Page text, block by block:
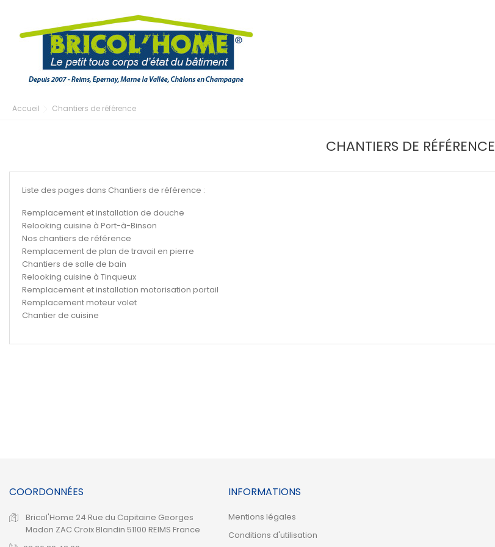
Accueil Chantiers de référence
CHANTIERS DE RÉFÉRENCE
Liste des pages dans Chantiers de référence :
Remplacement et installation de douche
Relooking cuisine à Port-à-Binson
Nos chantiers de référence
Remplacement de plan de travail en pierre
Chantiers de salle de bain
Relooking cuisine à Tinqueux
Remplacement et installation motorisation portail
Remplacement moteur volet
Chantier de cuisine
COORDONNÉES
Bricol'Home 24 Rue du Capitaine Georges
Madon ZAC Croix Blandin 51100 REIMS France
INFORMATIONS
Mentions légales
Conditions d'utilisation